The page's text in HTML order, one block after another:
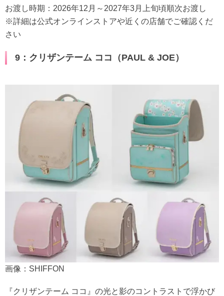
お渡し時期：2026年12月～2027年3月上旬頃順次お渡し
※詳細は公式オンラインストアや近くの店舗でご確認くだ
さい
9：クリザンテーム ココ（PAUL & JOE）
画像：SHIFFON
『クリザンテーム ココ』の光と影のコントラストで浮かび